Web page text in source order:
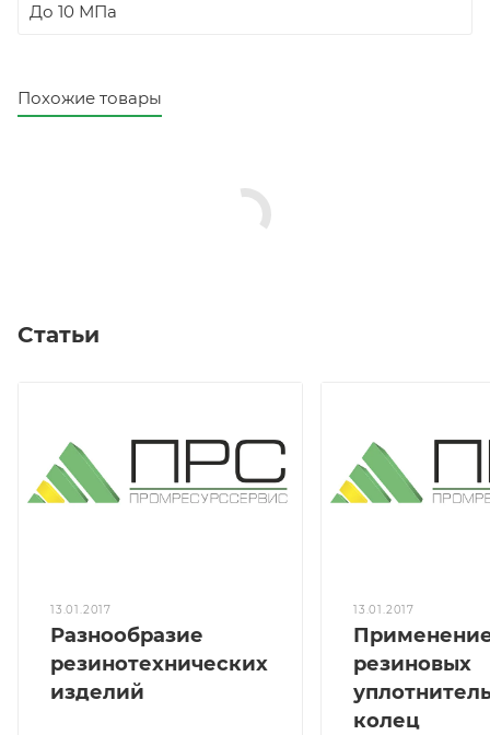
До 10 МПа
Похожие товары
Статьи
13.01.2017
Разнообразие
резинотехнических
изделий
13.01.2017
резиновых
колец